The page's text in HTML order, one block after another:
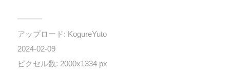
アップロード: KogureYuto
2024-02-09
ピクセル数: 2000x1334 px